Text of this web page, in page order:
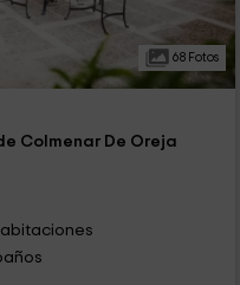
68 Fotos
Colmenar De Oreja